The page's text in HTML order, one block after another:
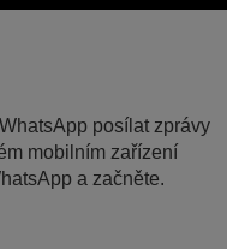
posílat zprávy
mobilním zařízení
a začněte.